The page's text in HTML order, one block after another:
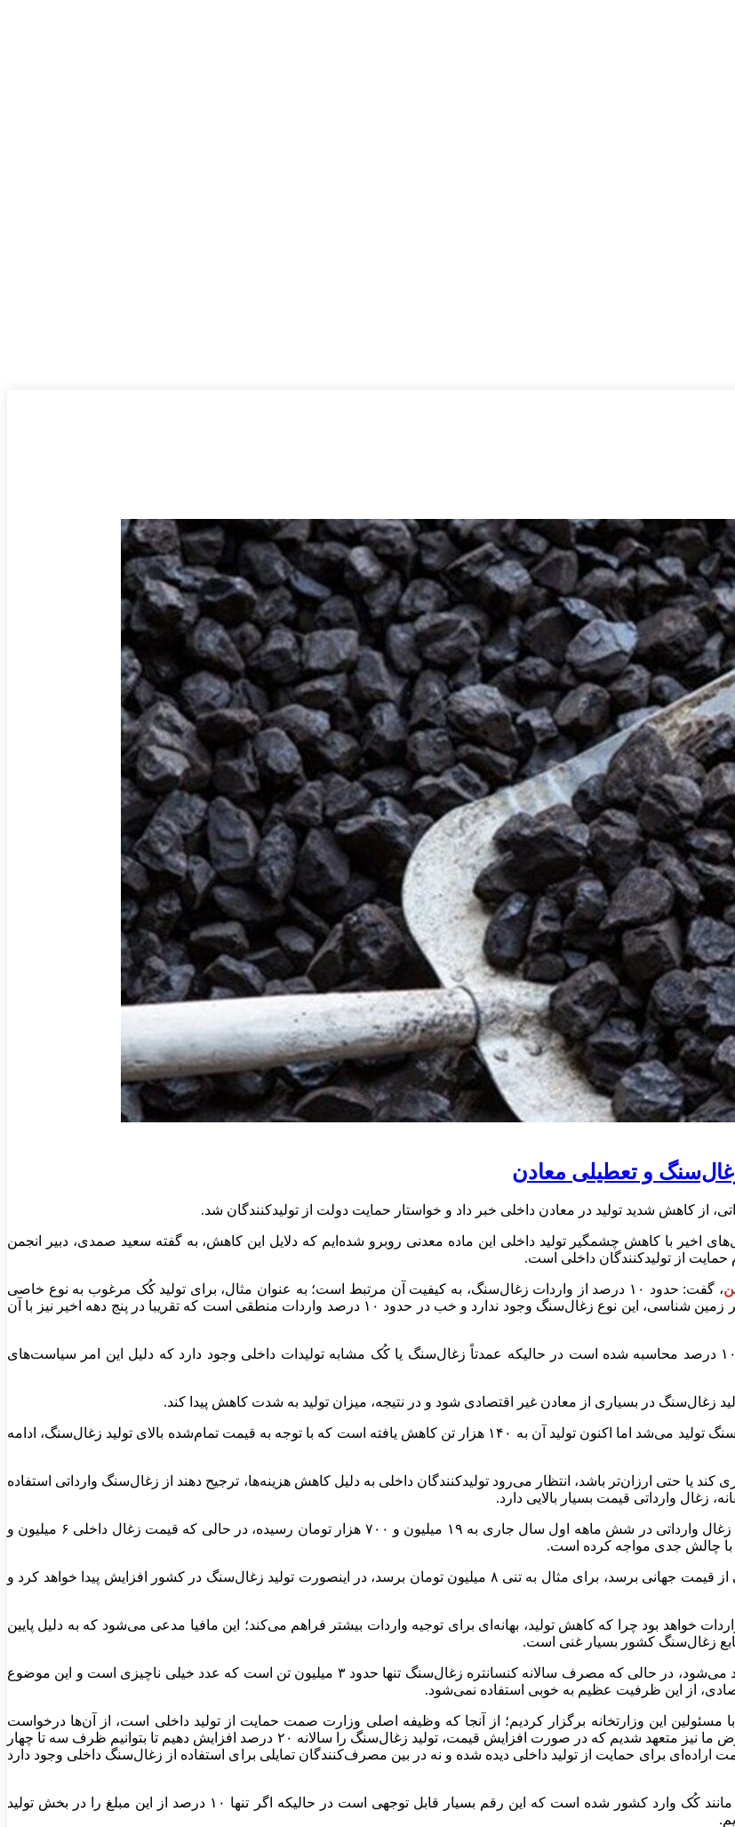
و تعطیلی معادن
از کاهش شدید تولید در معادن داخلی خبر داد و خواستار حمایت دولت از تولیدکنندگان شد.
اخیر با کاهش چشمگیر تولید داخلی این ماده معدنی روبرو شده‌ایم که دلایل این کاهش، به گفته سعید صمدی، دبیر انجمن
از تولیدکنندگان داخلی است.
، گفت: حدود ۱۰ درصد از واردات زغال‌سنگ، به کیفیت آن مرتبط است؛ به عنوان مثال، برای تولید کُک مرغوب به نوع خاصی
زمین شناسی، این نوع زغال‌سنگ وجود ندارد و خب در حدود ۱۰ درصد واردات منطقی است که تقریبا در پنج دهه اخیر نیز با آن
۱۰ درصد محاسبه شده است در حالیکه عمدتاً زغال‌سنگ یا کُک مشابه تولیدات داخلی وجود دارد که دلیل این امر سیاست‌های
در بسیاری از معادن غیر اقتصادی شود و در نتیجه، میزان تولید به شدت کاهش پیدا کند.
تولید می‌شد اما اکنونتولید آن به ۱۴۰ هزار تن کاهش یافته است که با توجه به قیمت تمام‌شده بالای تولید زغال‌سنگ، ادامه
یا حتی ارزان‌تر باشد، انتظار می‌رود تولیدکنندگان داخلی به دلیل کاهش هزینه‌ها، ترجیح دهند از زغال‌سنگ وارداتی استفاده
زغال وارداتی قیمت بسیار بالایی دارد.
وارداتی در شش ماهه اول سال جاری به ۱۹ میلیون و ۷۰۰ هزار تومان رسیده، در حالی که قیمت زغال داخلی ۶ میلیون و
با چالش جدی مواجه کرده است.
وی اظهار داشت: اگر قیمت زغال داخلی به نحوی تنظیم شود که حداقل به نیمی از قیمت جهانی برسد، برای مثال به تنی ۸ میلیون تومان برسد، در اینصورت تولید زغال‌سنگ در کشور افزایش پیدا خواهد کرد و
خواهد بود چرا که کاهش تولید، بهانه‌ای برای توجیه واردات بیشتر فراهم می‌کند؛ این مافیا مدعی می‌شود که به دلیل پایین
زغال‌سنگ کشور بسیار غنی است.
می‌شود، در حالی که مصرف سالانه کنسانتره زغال‌سنگ تنها حدود۳ میلیون تن است که عدد خیلی ناچیزی است و این موضوع
از این ظرفیت عظیم به خوبی استفاده نمی‌شود.
این وزارتخانه برگزار کردیم؛ از آنجا که وظیفه اصلی وزارت صمت حمایت از تولید داخلی است، از آن‌ها درخواست
ما نیز متعهد شدیم که در صورت افزایش قیمت، تولید زغال‌سنگ را سالانه ۲۰ درصد افزایش دهیم تا بتوانیم ظرف سه تا چهار
اراده‌ای برای حمایت از تولید داخلی دیده شده و نه در بین مصرف‌کنندگان تمایلی برای استفاده از زغال‌سنگ داخلی وجود دارد
کُک وارد کشور شده است که این رقم بسیار قابل توجهی است در حالیکه اگر تنها ۱۰ درصد از این مبلغ را در بخش تولید